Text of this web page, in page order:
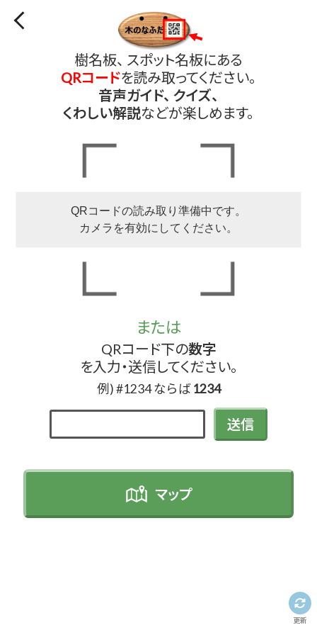
樹名板、 スポット名板にある
QRコードを読み取ってください。
音声ガイド、 クイズ、
くわしい解説などが楽しめます。
QRコードの読み取り準備中です。
カメラを有効にしてください。
または
QRコード下の数字
を入力・送信してください。
例) #1234 ならば1234
送信
マップ
更新